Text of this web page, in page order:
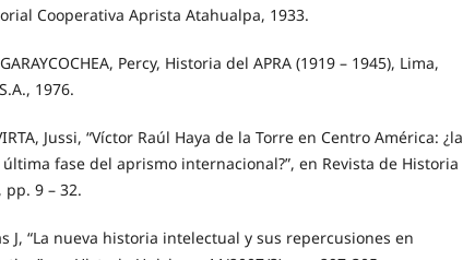
Cooperativa Aprista Atahualpa, 1933.
Percy, Historia del APRA (1919 – 1945), Lima,
1976.
Jussi, “Víctor Raúl Haya de la Torre en Centro América: ¿la
fase del aprismo internacional?”, en Revista de Historia
pp. 9 – 32.
J, “La nueva historia intelectual y sus repercusiones en